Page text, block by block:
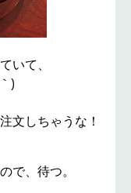
いて、
)
文しちゃうな！
で、待つ。